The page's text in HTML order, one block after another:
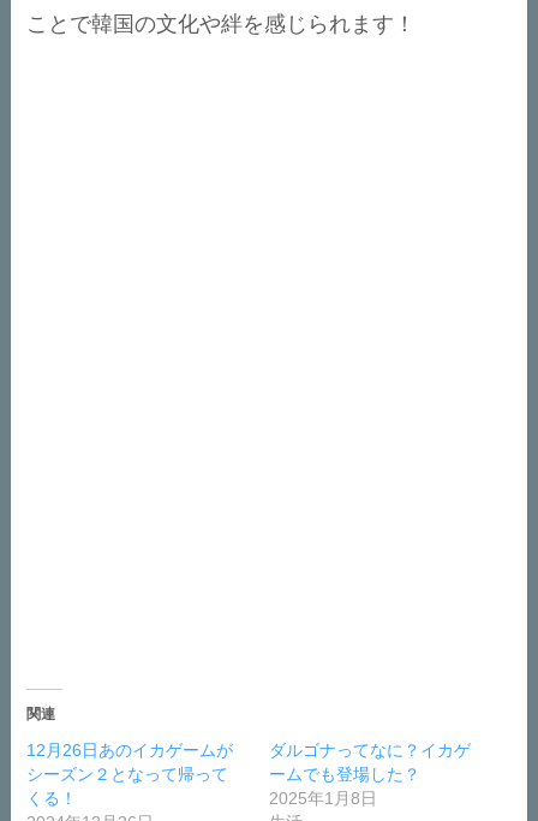
ことで韓国の文化や絆を感じられます！
関連
12月26日あのイカゲームが
シーズン２となって帰って
くる！
ダルゴナってなに？イカゲ
ームでも登場した？
2025年1月8日